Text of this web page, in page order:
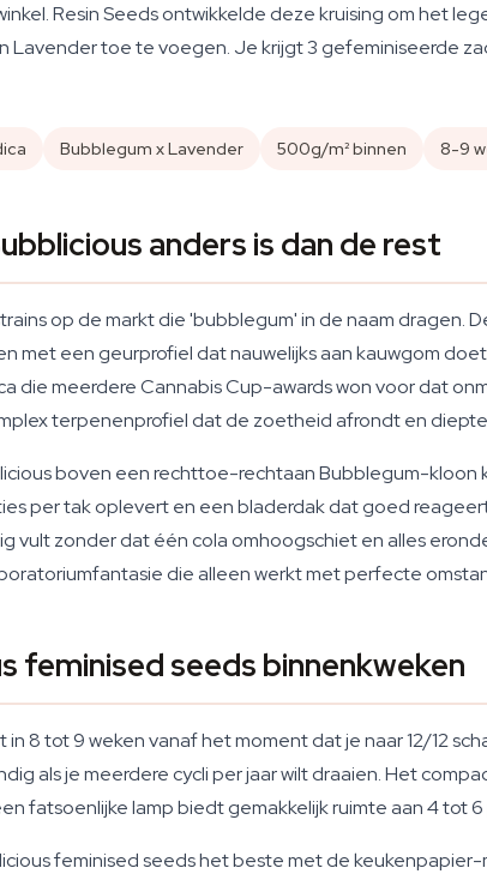
Resin Seeds ontwikkelde deze kruising om het
Lavender toe te voegen. Je krijgt 3 gefeminiseerde
Bubblegum x Lavender 500g/m² binnen 8-9
anders is dan de rest
op de markt die 'bubblegum' in de naam
met een geurprofiel dat nauwelijks aan kauwgom
die meerdere Cannabis Cup-awards won voor dat
terpenenprofiel dat de zoetheid afrondt en
boven een rechttoe-rechtaan Bubblegum-
per tak oplevert en een bladerdak dat goed
vult zonder dat één cola omhoogschiet en alles
die alleen werkt met perfecte
feminised seeds binnenkweken
in 8 tot 9 weken vanaf het moment dat je naar 12/12
als je meerdere cycli per jaar wilt draaien. Het
fatsoenlijke lamp biedt gemakkelijk ruimte aan 4 tot 6
feminised seeds het beste met de